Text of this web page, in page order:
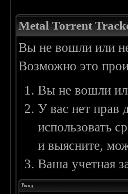
Metal Torrent
Вы не вошли или
Возможно это
Вы не вошли
У вас нет прав
использовать
и выясните,
Ваша учетная
Вход